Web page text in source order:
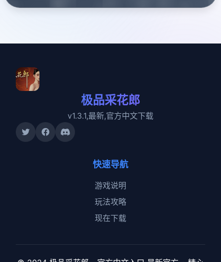
极品采花郎
v1.3.1,最新,官方中文下载
快速导航
游戏说明
玩法攻略
现在下载